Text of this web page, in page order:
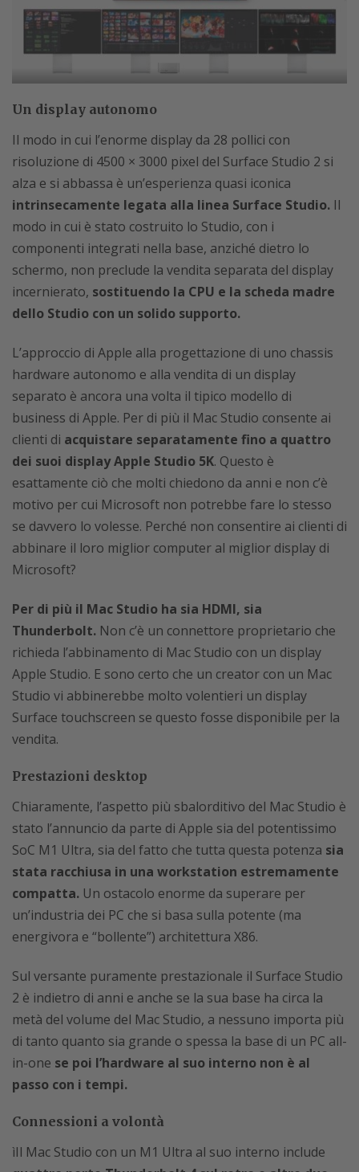
Un display autonomo
Il modo in cui l’enorme display da 28 pollici con
risoluzione di 4500 × 3000 pixel del Surface Studio 2 si
alza e si abbassa è un’esperienza quasi iconica
intrinsecamente legata alla linea Surface Studio. Il
modo in cui è stato costruito lo Studio, con i
componenti integrati nella base, anziché dietro lo
schermo, non preclude la vendita separata del display
incernierato, sostituendo la CPU e la scheda madre
dello Studio con un solido supporto.
L’approccio di Apple alla progettazione di uno chassis
hardware autonomo e alla vendita di un display
separato è ancora una volta il tipico modello di
business di Apple. Per di più il Mac Studio consente ai
clienti di acquistare separatamente fino a quattro
dei suoi display Apple Studio 5K. Questo è
esattamente ciò che molti chiedono da anni e non c’è
motivo per cui Microsoft non potrebbe fare lo stesso
se davvero lo volesse. Perché non consentire ai clienti di
abbinare il loro miglior computer al miglior display di
Microsoft?
Per di più il Mac Studio ha sia HDMI, sia
Thunderbolt. Non c’è un connettore proprietario che
richieda l’abbinamento di Mac Studio con un display
Apple Studio. E sono certo che un creator con un Mac
Studio vi abbinerebbe molto volentieri un display
Surface touchscreen se questo fosse disponibile per la
vendita.
Prestazioni desktop
Chiaramente, l’aspetto più sbalorditivo del Mac Studio è
stato l’annuncio da parte di Apple sia del potentissimo
SoC M1 Ultra, sia del fatto che tutta questa potenza sia
stata racchiusa in una workstation estremamente
compatta. Un ostacolo enorme da superare per
un’industria dei PC che si basa sulla potente (ma
energivora e “bollente”) architettura X86.
Sul versante puramente prestazionale il Surface Studio
2 è indietro di anni e anche se la sua base ha circa la
metà del volume del Mac Studio, a nessuno importa più
di tanto quanto sia grande o spessa la base di un PC all-
in-one se poi l’hardware al suo interno non è al
passo con i tempi.
Connessioni a volontà
ìIl Mac Studio con un M1 Ultra al suo interno include